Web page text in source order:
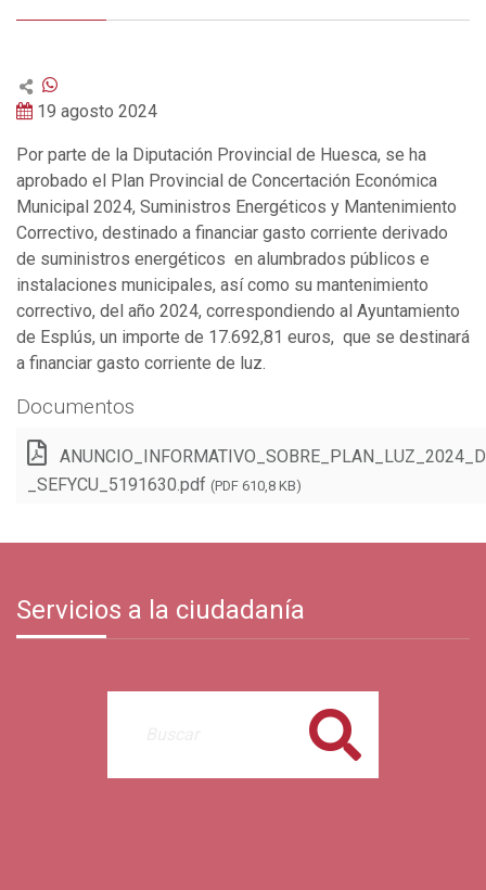
19 agosto 2024
Por parte de la Diputación Provincial de Huesca, se ha
aprobado el Plan Provincial de Concertación Económica
Municipal 2024, Suministros Energéticos y Mantenimiento
Correctivo, destinado a financiar gasto corriente derivado
de suministros energéticos en alumbrados públicos e
instalaciones municipales, así como su mantenimiento
correctivo, del año 2024, correspondiendo al Ayuntamiento
de Esplús, un importe de 17.692,81 euros, que se destinará
a financiar gasto corriente de luz.
Documentos
_SEFYCU_5191630.pdf (PDF 610,8 KB)
Servicios a la ciudadanía
Buscar